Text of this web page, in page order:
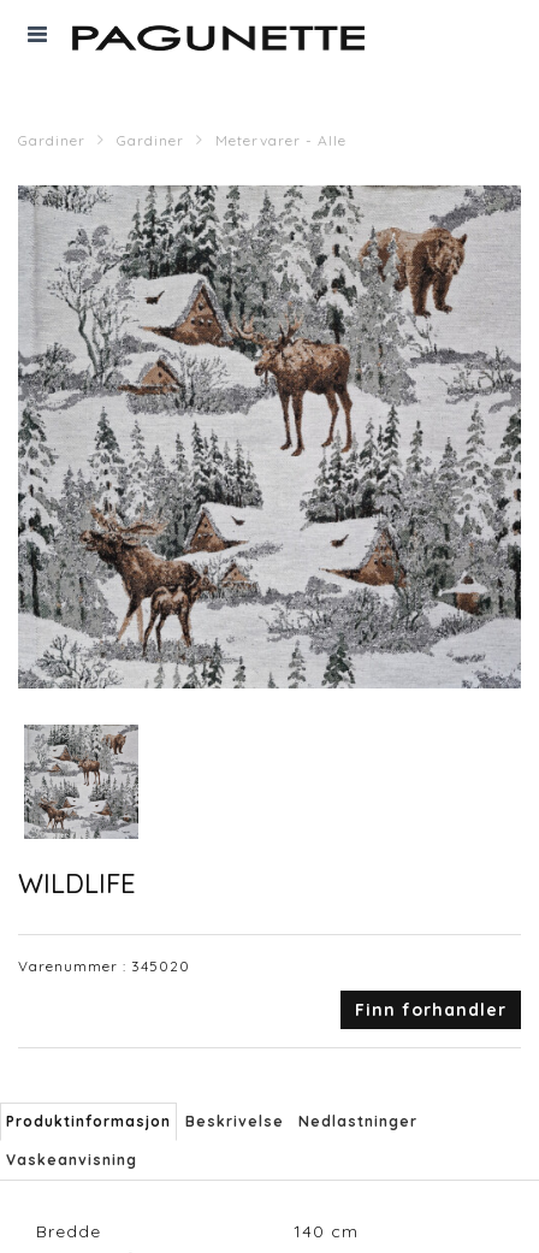
Gardiner Gardiner Metervarer - Alle
WILDLIFE
Varenummer : 345020
Finn forhandler
Produktinformasjon Beskrivelse Nedlastninger
Vaskeanvisning
Bredde 140 cm